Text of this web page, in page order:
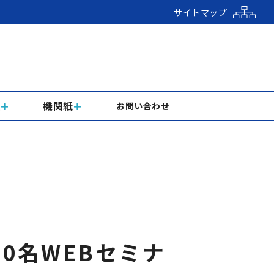
サイトマップ
機関紙 お問い合わせ
名WEBセミナ